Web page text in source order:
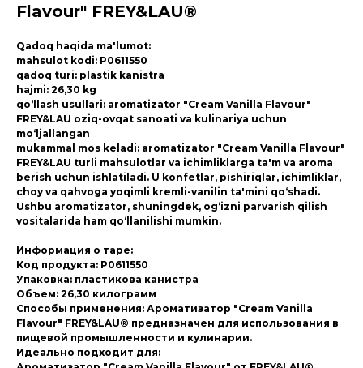
Flavour" FREY&LAU®
Qadoq haqida ma'lumot:
mahsulot kodi: P0611550
qadoq turi: plastik kanistra
hajmi: 26,30 kg
qo‘llash usullari: aromatizator "Cream Vanilla Flavour"
FREY&LAU oziq-ovqat sanoati va kulinariya uchun
mo‘ljallangan
mukammal mos keladi: aromatizator "Cream Vanilla Flavour"
FREY&LAU turli mahsulotlar va ichimliklarga ta'm va aroma
berish uchun ishlatiladi. U konfetlar, pishiriqlar, ichimliklar,
choy va qahvoga yoqimli kremli-vanilin ta'mini qo‘shadi.
Ushbu aromatizator, shuningdek, og‘izni parvarish qilish
vositalarida ham qo‘llanilishi mumkin.
Информация о таре:
Код продукта: P0611550
Упаковка: пластикова канистра
Объем: 26,30 килограмм
Способы применения: Ароматизатор "Cream Vanilla
Flavour" FREY&LAU® предназначен для использования в
пищевой промышленности и кулинарии.
Идеально подходит для: